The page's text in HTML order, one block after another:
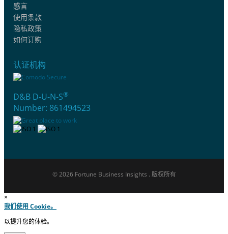
感言
使用条款
隐私政策
如何订购
认证机构
D&B D-U-N-S®
Number: 861494523
© 2026 Fortune Business Insights . 版权所有
×
我们使用 Cookie。
以提升您的体验。